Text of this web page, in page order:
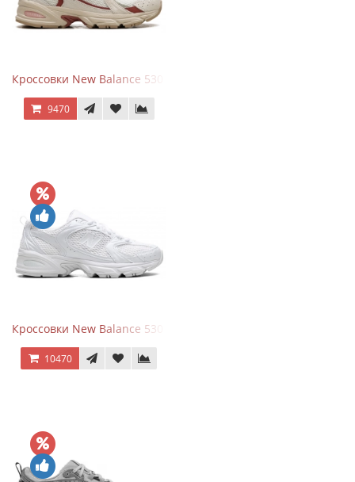
Кроссовки New Balance 530 Festival Pack Clay
9470
Кроссовки New Balance 530 Total White Silver
10470